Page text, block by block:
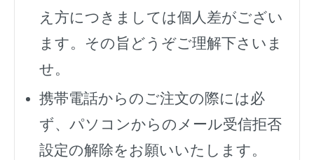
え方につきましては個人差がござい
ます。その旨どうぞご理解下さいま
せ。
携帯電話からのご注文の際には必
ず、 パソコンからのメール受信拒否
設定の解除をお願いいたします。